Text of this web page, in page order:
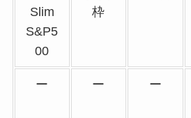
Slim
S&P5
00
枠
ー ー ー